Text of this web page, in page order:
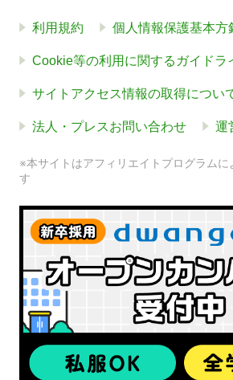
利用規約 個人情報保護基本方
Cookie等の利用に関するガイドラ
サイトアクセス情報の取得につい
法人・プレスお問い合わせ 運
※本サイトはアフィリエイトプログラムに
す